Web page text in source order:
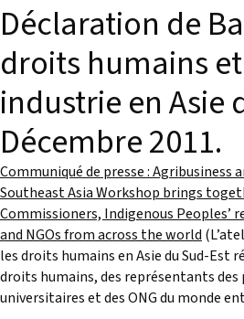
Déclaration de
droits humains
industrie en Asie
Décembre 2011.
Communiqué de presse : Agribusiness
Southeast Asia Workshop brings
Commissioners, Indigenous Peoples’
and NGOs from across the world
les droits humains en Asie du Sud-Est
droits humains, des représentants des
universitaires et des ONG du monde